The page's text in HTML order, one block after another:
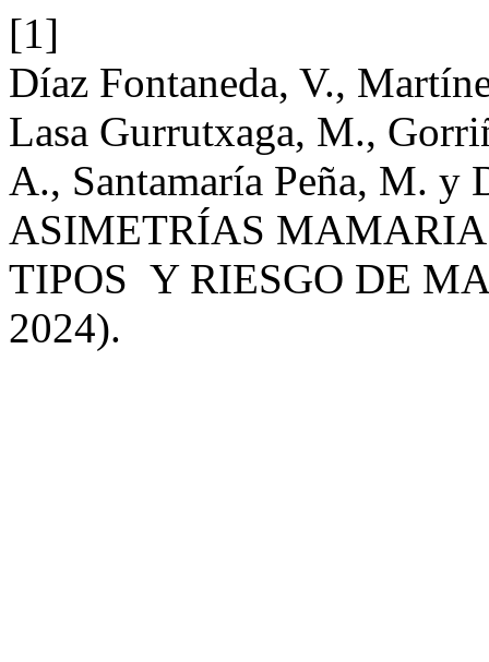
[1]
Díaz Fontaneda, V.,
Lasa Gurrutxaga, M.,
A., Santamaría Peña, M. y
ASIMETRÍAS
TIPOS Y RIESGO DE
2024).